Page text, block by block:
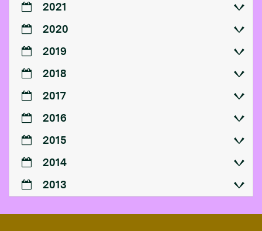
2021
2020
2019
2018
2017
2016
2015
2014
2013